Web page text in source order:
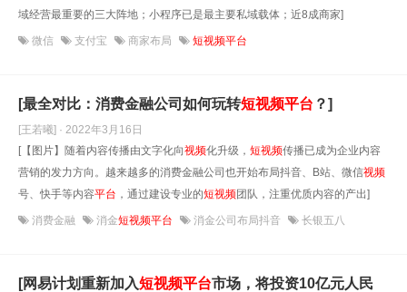
域经营最重要的三大阵地；小程序已是最主要私域载体；近8成商家]
微信 支付宝 商家布局 短视频平台
[最全对比：消费金融公司如何玩转短视频平台 ？]
[王若曦] · 2022年3月16日
[【图片】随着内容传播由文字化向视频化升级， 短视频传播已成为企业内容
营销的发力方向。越来越多的消费金融公司也开始布局抖音、B站、微信视频
号、快手等内容平台 ，通过建设专业的短视频团队，注重优质内容的产出]
消费金融 消金短视频平台 消金公司布局抖音 长银五八
[网易计划重新加入短视频平台市场，将投资10亿元人民